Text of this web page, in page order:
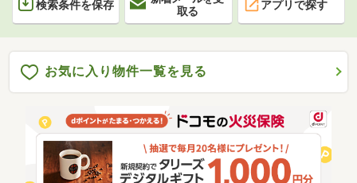
検索条件を保存
取る
アプリで探す
お気に入り物件一覧を見る